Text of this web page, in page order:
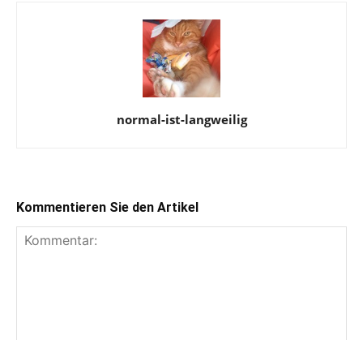
normal-ist-langweilig
Kommentieren Sie den Artikel